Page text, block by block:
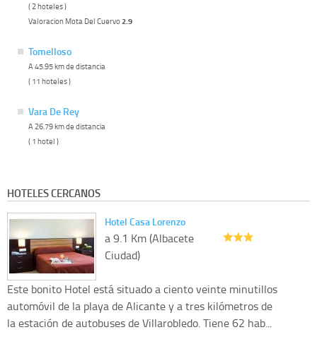
( 2 hoteles )
Valoracion Mota Del Cuervo2.9
Tomelloso
A 45.95 km de distancia
( 11 hoteles )
Vara De Rey
A 26.79 km de distancia
( 1 hotel )
HOTELES CERCANOS
Hotel Casa Lorenzo
a 9.1 Km (Albacete
Ciudad)
Este bonito Hotel está situado a ciento veinte minutillos
automóvil de la playa de Alicante y a tres kilómetros de
la estación de autobuses de Villarobledo. Tiene 62 hab...